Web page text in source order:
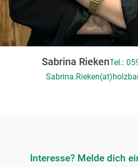
Sabrina RiekenTel.:
Interesse? Melde dich